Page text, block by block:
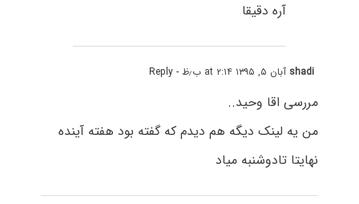
آره دقیقا
shadi آبان ۵, ۱۳۹۵ at ۲:۱۴ ب٫ظ - Reply
مررسی اقا وحید..
من یه لینک دیگه هم دیدم که گفته بود هفته آینده
نهایتا تادوشنبه میاد